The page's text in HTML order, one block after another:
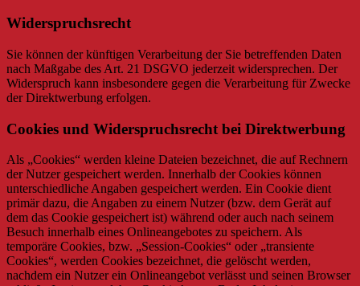
Widerspruchsrecht
Sie können der künftigen Verarbeitung der Sie betreffenden Daten
nach Maßgabe des Art. 21 DSGVO jederzeit widersprechen. Der
Widerspruch kann insbesondere gegen die Verarbeitung für Zwecke
der Direktwerbung erfolgen.
Cookies und Widerspruchsrecht bei Direktwerbung
Als „Cookies“ werden kleine Dateien bezeichnet, die auf Rechnern
der Nutzer gespeichert werden. Innerhalb der Cookies können
unterschiedliche Angaben gespeichert werden. Ein Cookie dient
primär dazu, die Angaben zu einem Nutzer (bzw. dem Gerät auf
dem das Cookie gespeichert ist) während oder auch nach seinem
Besuch innerhalb eines Onlineangebotes zu speichern. Als
temporäre Cookies, bzw. „Session-Cookies“ oder „transiente
Cookies“, werden Cookies bezeichnet, die gelöscht werden,
nachdem ein Nutzer ein Onlineangebot verlässt und seinen Browser